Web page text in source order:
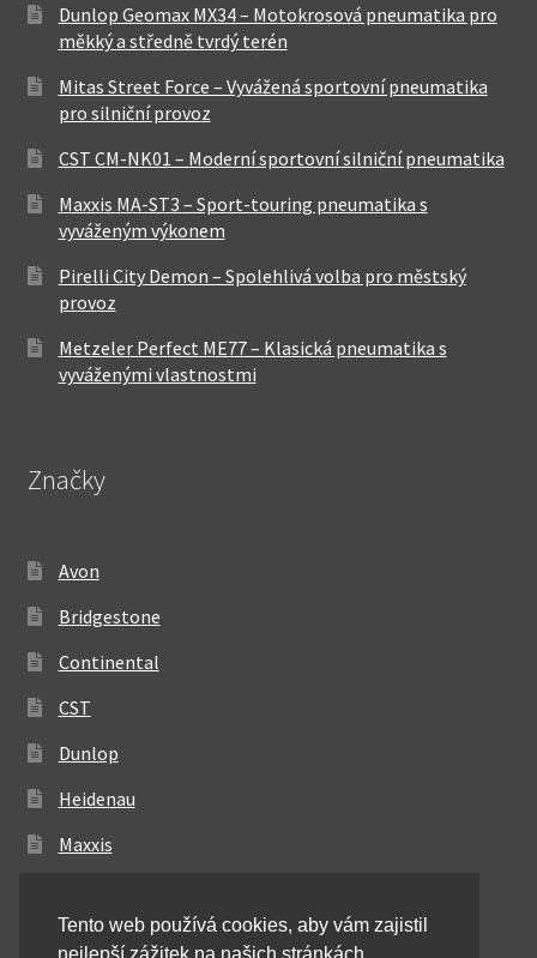
Dunlop Geomax MX34 – Motokrosová pneumatika pro
měkký a středně tvrdý terén
Mitas Street Force – Vyvážená sportovní pneumatika
pro silniční provoz
CST CM-NK01 – Moderní sportovní silniční pneumatika
Maxxis MA-ST3 – Sport-touring pneumatika s
vyváženým výkonem
Pirelli City Demon – Spolehlivá volba pro městský
provoz
Metzeler Perfect ME77 – Klasická pneumatika s
vyváženými vlastnostmi
Značky
Avon
Bridgestone
Continental
CST
Dunlop
Heidenau
Maxxis
Michelin
Tento web používá cookies, aby vám zajistil
nejlepší zážitek na našich stránkách.